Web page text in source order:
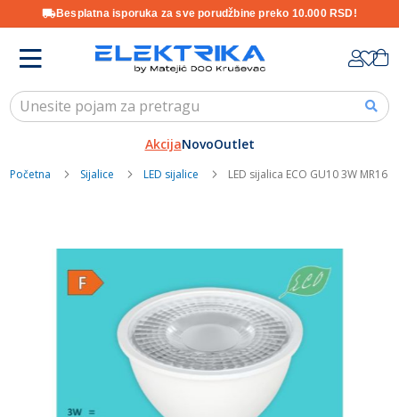
Besplatna isporuka za sve porudžbine preko 10.000 RSD!
Content
AkcijaNovoOutlet
Početna Sijalice LED sijalice LED sijalica ECO GU10 3W MR16